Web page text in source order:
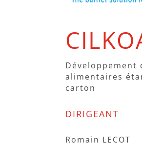
Développement
alimentaires
carton
DIRIGEANT
Romain LECOT